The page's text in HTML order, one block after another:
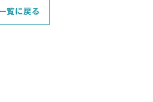
覧に戻る